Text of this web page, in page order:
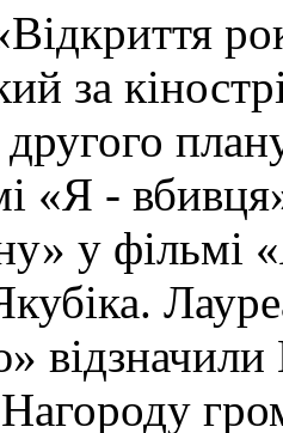
за
«Я -
у фільмі